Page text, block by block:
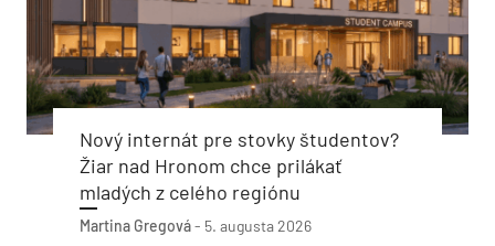
Nový internát pre stovky študentov?
Žiar nad Hronom chce prilákať
mladých z celého regiónu
Martina Gregová- 5. augusta 2026